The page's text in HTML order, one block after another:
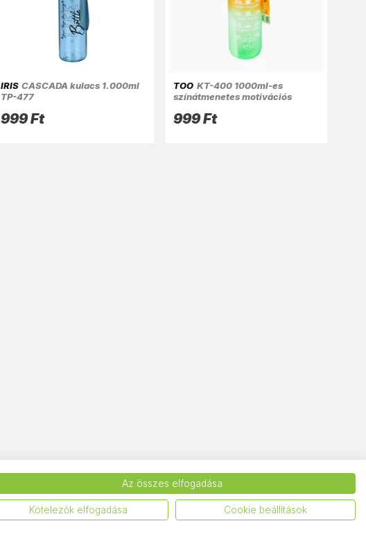
IRIS CASCADA kulacs 1.000ml
TP-477
999 Ft
TOO KT-400 1000ml-es
színátmenetes motivációs
időskálával
999 Ft
Az összes elfogadása
Kötelezők elfogadása Cookie beállítások